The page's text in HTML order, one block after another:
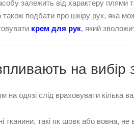
залежить від характеру
подбати про шкіру рук, яка
крем для рук, який
на
на одязі слід враховувати кілька
тканини, такі як шовк або вовна,